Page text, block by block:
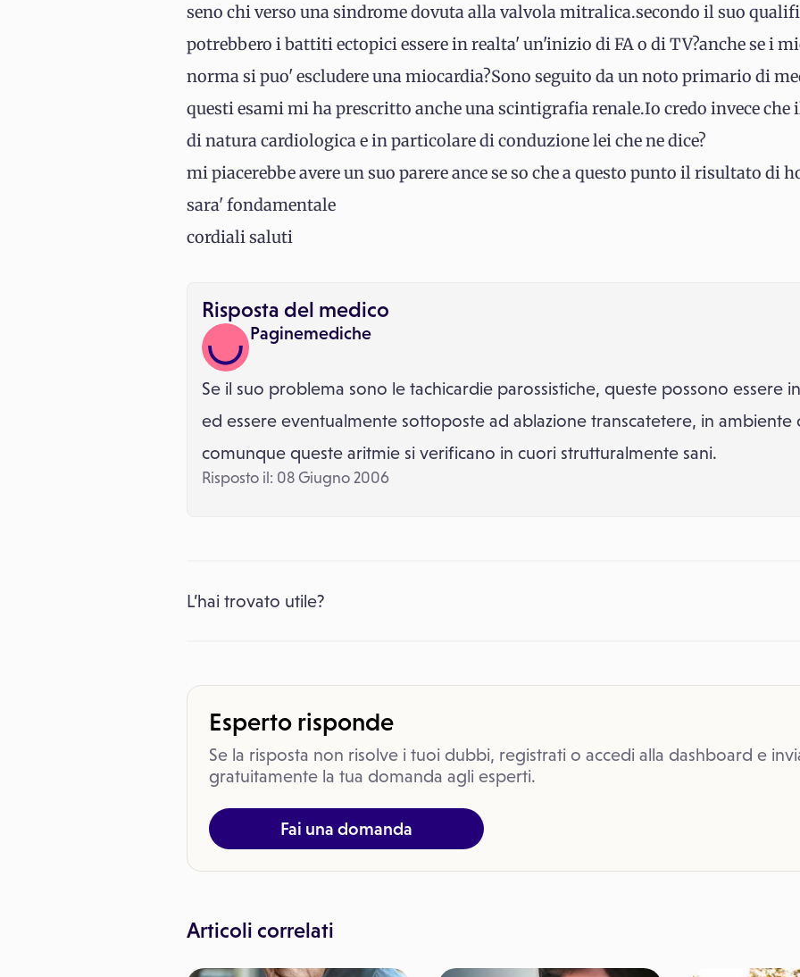
seno chi verso una sindrome dovuta alla valvola mitralica.secondo il suo
potrebbero i battiti ectopici essere in realta' un'inizio di FA o di TV?anche se i
norma si puo' escludere una miocardia?Sono seguito da un noto primario di
questi esami mi ha prescritto anche una scintigrafia renale.Io credo invece che
di natura cardiologica e in particolare di conduzione lei che ne dice?
mi piacerebbe avere un suo parere ance se so che a questo punto il risultato di
sara' fondamentale
cordiali saluti
Risposta del medico
Paginemediche
Se il suo problema sono le tachicardie parossistiche, queste possono essere
ed essere eventualmente sottoposte ad ablazione transcatetere, in
comunque queste aritmie si verificano in cuori strutturalmente sani.
Risposto il: 08 Giugno 2006
L’hai trovato utile?
Esperto risponde
Se la risposta non risolve i tuoi dubbi, registrati o accedi alla dashboard e
gratuitamente la tua domanda agli esperti.
Fai una domanda
Articoli correlati